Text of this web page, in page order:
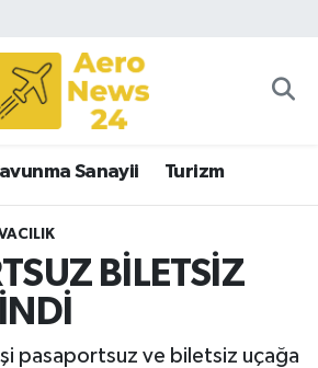
Sanayii Turizm
BİLETSİZ
pasaportsuz ve biletsiz uçağa